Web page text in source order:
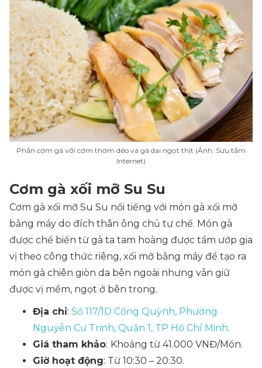
Phần cơm gà với cơm thơm dẻo và gà dai ngọt thịt (Ảnh: Sưu tầm
Internet)
Cơm gà xối mỡ Su Su
Cơm gà xối mỡ Su Su nổi tiếng với món gà xối mỡ
bằng máy do đích thân ông chủ tự chế. Món gà
được chế biến từ gà ta tam hoàng được tẩm ướp gia
vị theo công thức riêng, xối mỡ bằng máy để tạo ra
món gà chiên giòn da bên ngoài nhưng vẫn giữ
được vị mềm, ngọt ở bên trong.
Địa chỉ: Số 117/1D Cống Quỳnh, Phường
Nguyễn Cư Trinh, Quận 1, TP Hồ Chí Minh.
Giá tham khảo: Khoảng từ 41.000 VNĐ/Món.
Giờ hoạt động: Từ 10:30 – 20:30.